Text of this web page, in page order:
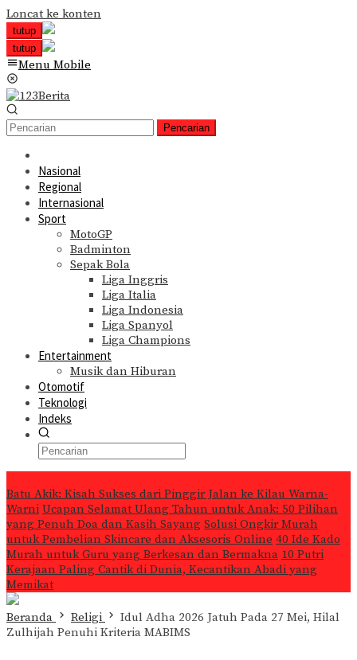
Loncat ke konten
tutup
tutup
Menu Mobile
Pencarian
Nasional
Regional
Internasional
Sport
MotoGP
Badminton
Sepak Bola
Liga Inggris
Liga Italia
Liga Indonesia
Liga Spanyol
Liga Champions
Entertainment
Musik dan Hiburan
Otomotif
Teknologi
Indeks
Batu Akik: Kisah Sukses dari Pinggir Jalan ke Kilau Warna-
Warni Ucapan Selamat Ulang Tahun untuk Anak: 50 Pilihan
yang Penuh Doa dan Kasih Sayang Solusi Ongkir Murah
untuk Pembelian Skincare dan Aksesoris Online 40 Ide Kado
Murah untuk Guru yang Berkesan dan Bermakna 10 Putri
Kerajaan Paling Cantik di Dunia, Kecantikan Abadi yang
Memikat
Beranda Religi
Idul Adha 2026 Jatuh Pada 27 Mei, Hilal
Zulhijah Penuhi Kriteria MABIMS